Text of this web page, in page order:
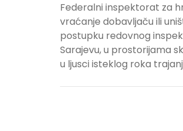
Federalni inspektorat za
vraćanje dobavljaču ili
postupku redovnog
Sarajevu, u prostorijama
u ljusci isteklog roka